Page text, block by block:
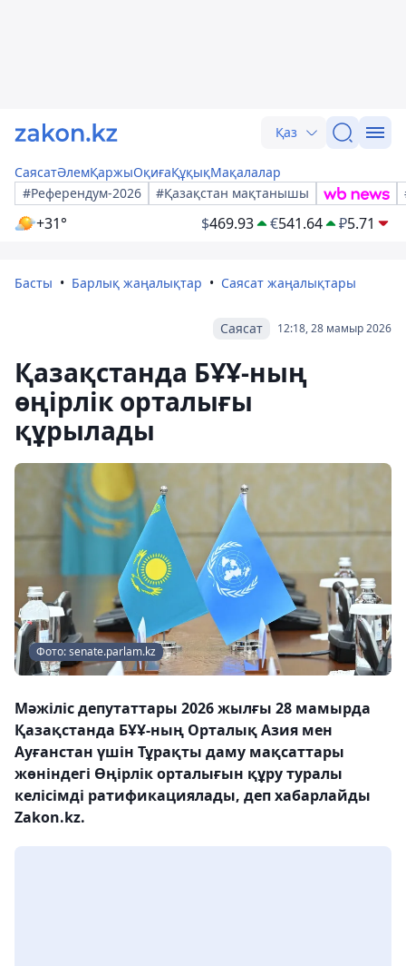
Қаз
СаясатӘлемҚаржыОқиғаҚұқықМақалалар
#Референдум-2026
#Қазақстан мақтанышы
+31° $469.93 €541.64 ₽5.71
Басты Барлық жаңалықтар Саясат жаңалықтары
12:18, 28 мамыр 2026
Саясат
Қазақстанда БҰҰ-ның
өңірлік орталығы
құрылады
Фото: senate.parlam.kz
Мәжіліс депутаттары 2026 жылғы 28 мамырда
Қазақстанда БҰҰ-ның Орталық Азия мен
Ауғанстан үшін Тұрақты даму мақсаттары
жөніндегі Өңірлік орталығын құру туралы
келісімді ратификациялады, деп хабарлайды
Zakon.kz.